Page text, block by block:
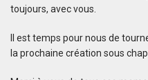
toujours, avec vous.
Il est temps pour nous de
la prochaine création sous